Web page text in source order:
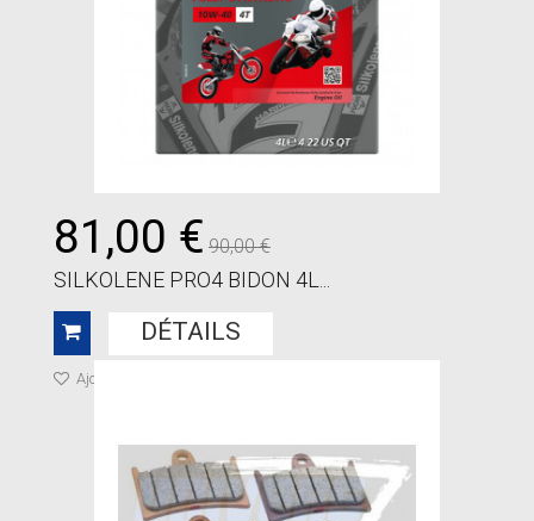
81,00 € 90,00 €
SILKOLENE PRO4 BIDON 4L...
DÉTAILS
Ajouter à ma liste de cadeaux